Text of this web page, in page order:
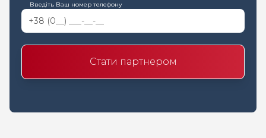
Введіть Ваш номер телефону
Стати партнером